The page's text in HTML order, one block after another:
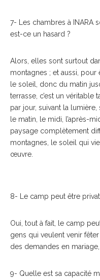
7- Les chambres à INARA
est-ce un hasard ?
Alors, elles sont surtout
montagnes ; et aussi,
le soleil, donc du matin
terrasse, c’est un véritable
par jour, suivant la
le matin, le midi, l’après-
paysage complètement
montagnes, le soleil qui
œuvre.
8- Le camp peut être
Oui, tout à fait, le camp
gens qui veulent venir
des demandes en
9- Quelle est sa capacité